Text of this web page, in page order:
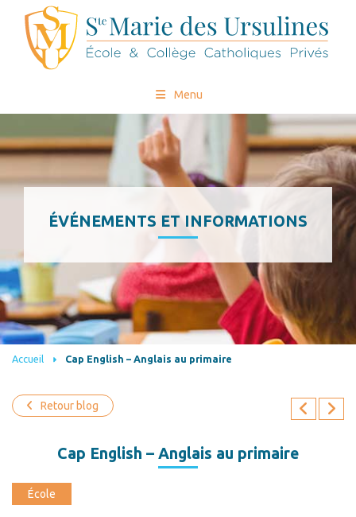
Menu
ÉVÉNEMENTS ET INFORMATIONS
Accueil Cap English – Anglais au primaire
Retour blog
Cap English – Anglais au primaire
École